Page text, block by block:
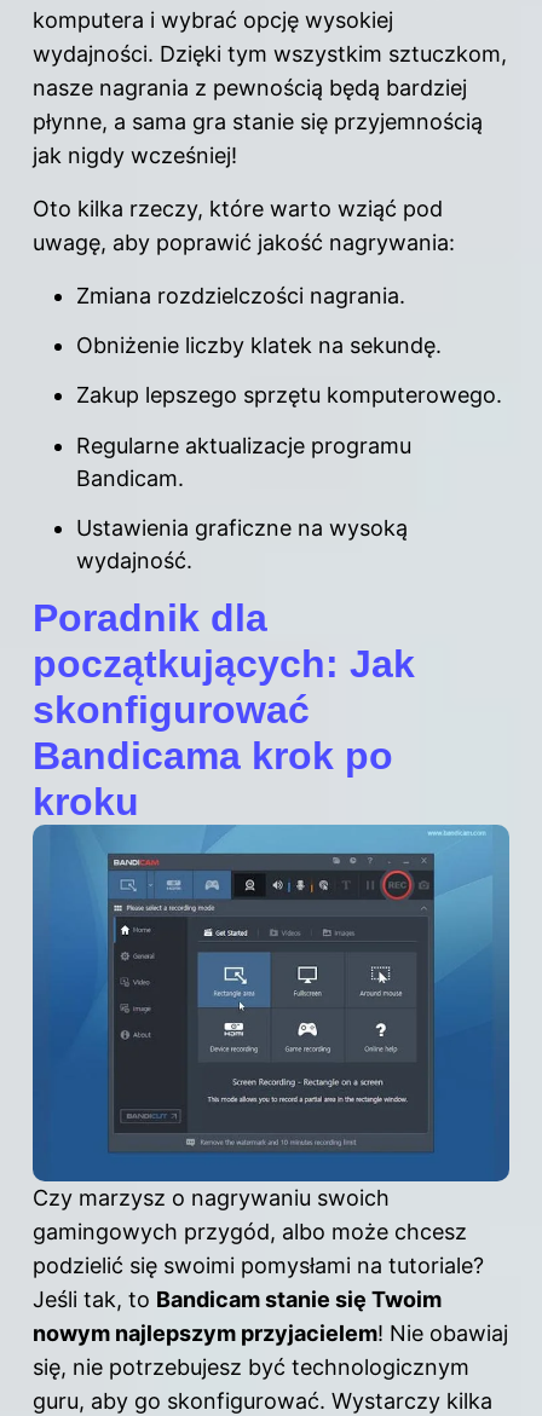
komputera i wybrać opcję wysokiej
wydajności. Dzięki tym wszystkim sztuczkom,
nasze nagrania z pewnością będą bardziej
płynne, a sama gra stanie się przyjemnością
jak nigdy wcześniej!
Oto kilka rzeczy, które warto wziąć pod
uwagę, aby poprawić jakość nagrywania:
Zmiana rozdzielczości nagrania.
Obniżenie liczby klatek na sekundę.
Zakup lepszego sprzętu komputerowego.
Regularne aktualizacje programu
Bandicam.
Ustawienia graficzne na wysoką
wydajność.
Poradnik dla
początkujących: Jak
skonfigurować
Bandicama krok po
kroku
Czy marzysz o nagrywaniu swoich
gamingowych przygód, albo może chcesz
podzielić się swoimi pomysłami na tutoriale?
Jeśli tak, to Bandicam stanie się Twoim
nowym najlepszym przyjacielem! Nie obawiaj
się, nie potrzebujesz być technologicznym
guru, aby go skonfigurować. Wystarczy kilka